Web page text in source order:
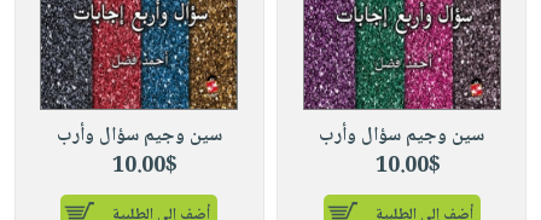
سين وجيم سؤال وأرب
10.00$
سين وجيم سؤال وأرب
10.00$